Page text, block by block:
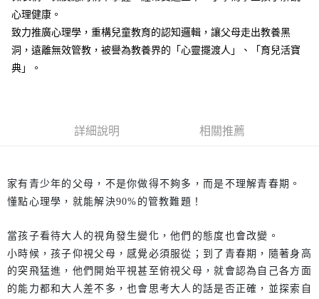
心理健康。
致力推廣心理學，重構兒童教育的認知邏輯，讓父母走出教養黑
洞，遠離無效管教，被譽為教養界的「心靈擺渡人」、「育兒活寶
典」。
詳細說明 相關推薦
家有青少年的父母，不是你做得不夠多，而是不理解青春期。
懂點心理學，就能解決90%的管教難題！
當孩子看待大人的視角發生變化，他們的態度也會改變。
小時候，孩子仰視父母，感覺必須服從；到了青春期，隨著身高
的突飛猛進，他們開始平視甚至俯視父母，就會認為自己各方面
的能力都和大人差不多，也會思考大人的話是否正確，並探索自